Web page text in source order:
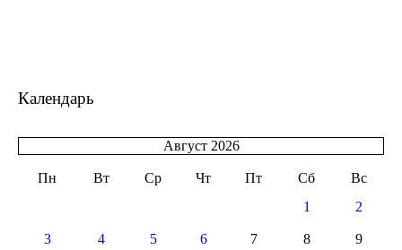
Календарь
Август 2026
Пн Вт Ср Чт Пт Сб
Вс
1
2
3 4 5 6 7 8 9